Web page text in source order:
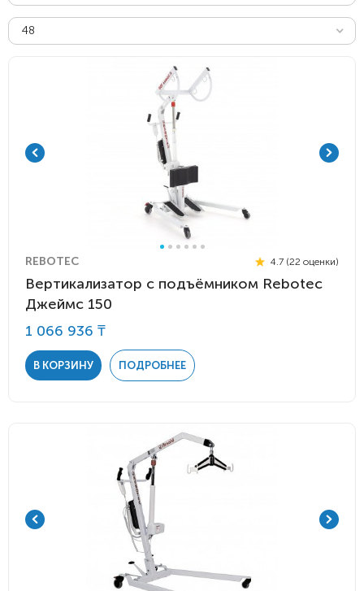
48
REBOTEC 4.7 (22 оценки)
Вертикализатор с подъёмником Rebotec
Джеймс 150
1 066 936 ₸
В КОРЗИНУ ПОДРОБНЕЕ